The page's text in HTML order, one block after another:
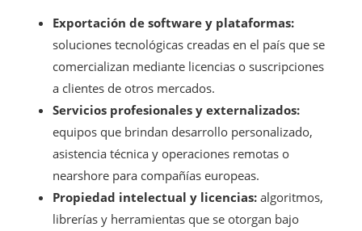
Exportación de software y plataformas:
soluciones tecnológicas creadas en el país que se
comercializan mediante licencias o suscripciones
a clientes de otros mercados.
Servicios profesionales y externalizados:
equipos que brindan desarrollo personalizado,
asistencia técnica y operaciones remotas o
nearshore para compañías europeas.
Propiedad intelectual y licencias: algoritmos,
librerías y herramientas que se otorgan bajo